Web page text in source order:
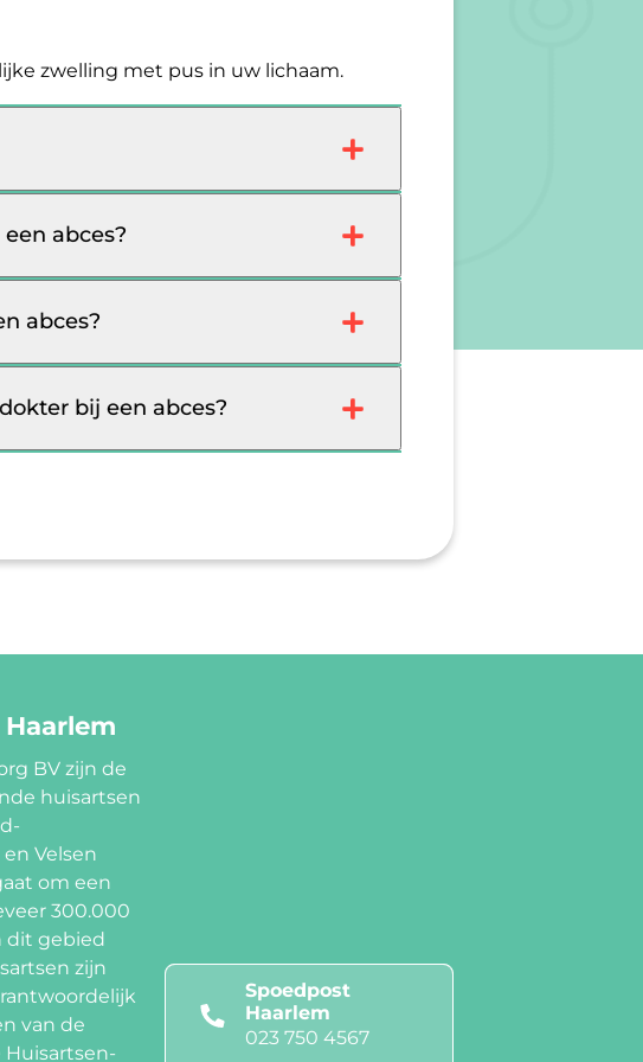
zwelling met pus in uw lichaam.
abces?
abces?
bij een abces?
BV zijn de
huisartsen
Velsen
om een
300.000
dit gebied
zijn
van de
Spoedpost
Haarlem
023 750 4567